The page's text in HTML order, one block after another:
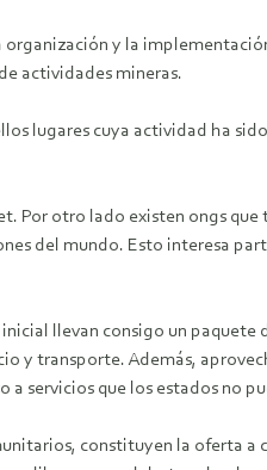
y la
actividades mineras.
lugares cuya actividad ha
Por otro lado existen ongs
del mundo. Esto interesa
llevan consigo un
transporte. Además,
servicios que los estados no
constituyen la oferta